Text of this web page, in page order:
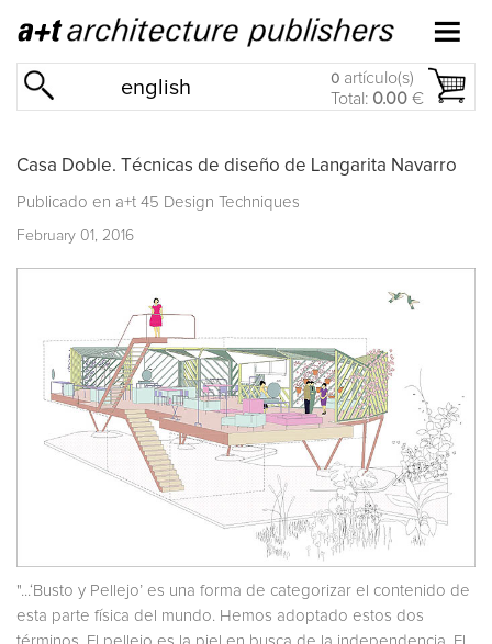
english 0 artículo(s)
Total: 0.00 €
Casa Doble. Técnicas de diseño de Langarita Navarro
Publicado en a+t 45 Design Techniques
February 01, 2016
"...‘Busto y Pellejo’ es una forma de categorizar el contenido de
esta parte física del mundo. Hemos adoptado estos dos